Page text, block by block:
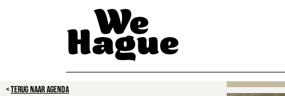
TERUG NAAR AGENDA